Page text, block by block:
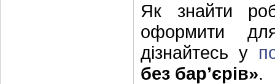
Як знайти
оформити
дізнайтесь у
без бар’єрів».